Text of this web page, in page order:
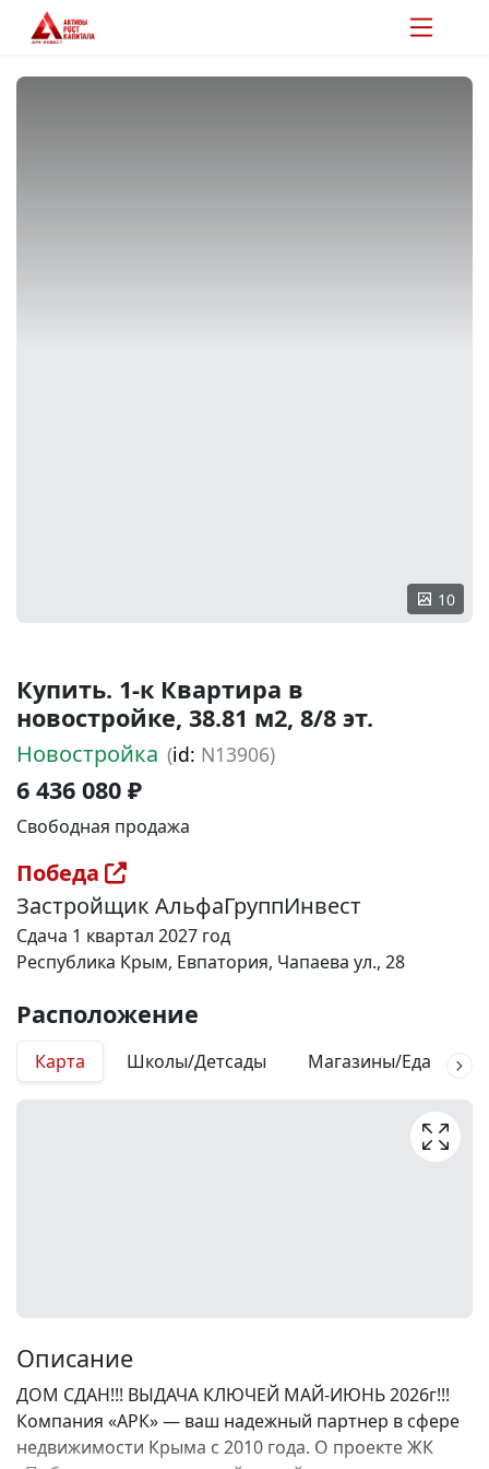
10
Купить. 1-к Квартира в
новостройке, 38.81 м2, 8/8 эт.
Новостройка (id: N13906)
6 436 080 ₽
Свободная продажа
Победа
Застройщик АльфаГруппИнвест
Сдача 1 квартал 2027 год
Республика Крым, Евпатория, Чапаева ул., 28
Расположение
Карта Школы/Детсады Магазины/Еда
Описание
ДОМ СДАН!!! ВЫДАЧА КЛЮЧЕЙ МАЙ-ИЮНЬ 2026г!!!
Компания «АРК» — ваш надежный партнер в сфере
недвижимости Крыма с 2010 года. О проекте ЖК